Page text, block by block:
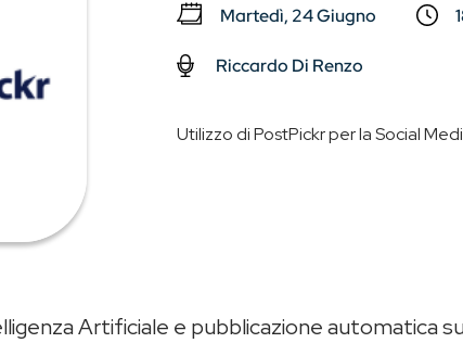
Martedì, 24 Giugno
Riccardo Di Renzo
Utilizzo di PostPickr per la Social
Artificiale e pubblicazione automatica